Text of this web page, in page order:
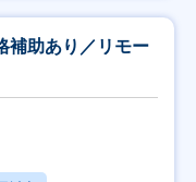
補助あり／リモー